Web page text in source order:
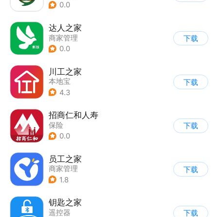
0.0
达人之家
商家管理
0.0
下载
川工之家
本地宝
4.3
下载
招商仁和人寿
保险
0.0
下载
员工之家
商家管理
1.8
下载
钥匙之家
遥控器
下载